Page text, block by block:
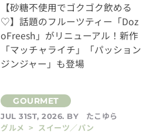
【砂糖不使用でゴクゴク飲める
♡】話題のフルーツティー「Doz
oFreesh」がリニューアル！新作
「マッチャライチ」「パッション
ジンジャー」も登場
JUL 31ST, 2026. BY
たこゆら
グルメ > スイーツ／パン